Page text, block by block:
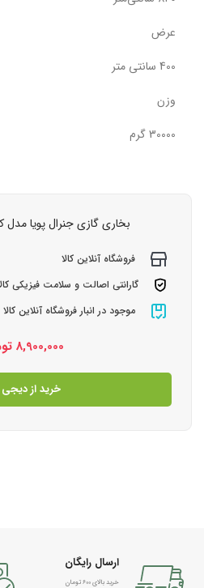
عرض
400 سانتی متر
وزن
30000 گرم
بخاری گازی جنرال پویا مدل
فروشگاه آنلاین کالا
گارانتی اصالت و سلامت فیزیکی
موجود در انبار فروشگاه آنلاین کالا
8,900,000
خرید از دیجی
ارسال رایگان
خرید بالای 600 تومان